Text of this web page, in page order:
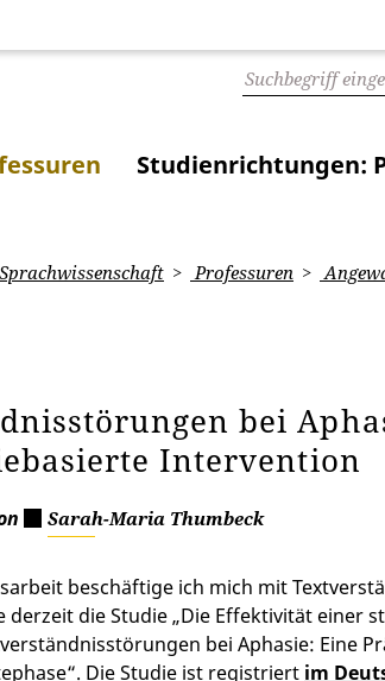
Studienrichtungen:
Sprachwissenschaft Professuren
bei
Intervention
Sarah-Maria Thumbeck
beschäftige ich mich mit
derzeit die Studie „Die Effektivität einer
bei Aphasie: Eine
Die Studie ist registriert im